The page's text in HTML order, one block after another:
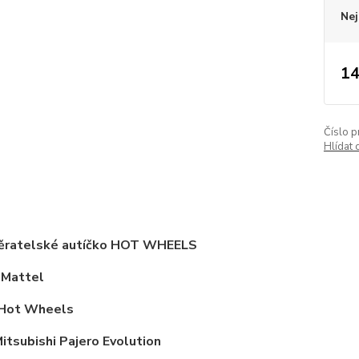
Číslo
Hlídat
autíčko HOT WHEELS
Mattel
Wheels
Pajero Evolution